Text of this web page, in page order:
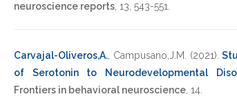
neuroscience reports 13 543-551
Carvajal-Oliveros,A. Campusano,J.M. (2021) .
of Serotonin to Neurodevelopmental
Frontiers in behavioral neuroscience 14